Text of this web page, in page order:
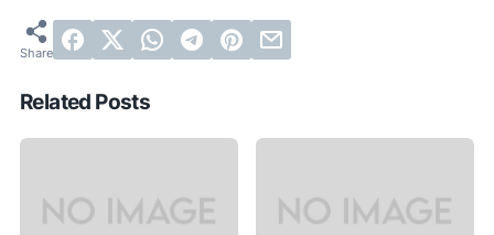
Related Posts